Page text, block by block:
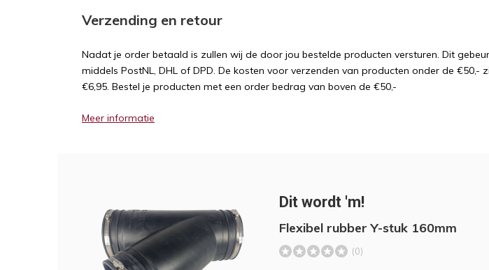
Verzending en retour
Nadat je order betaald is zullen wij de door jou bestelde producten versturen. Dit
middels PostNL, DHL of DPD. De kosten voor verzenden van producten onder de €50,-
€6,95. Bestel je producten met een order bedrag van boven de €50,-
Meer informatie
Dit wordt 'm!
Flexibel rubber Y-stuk 160mm
(0)